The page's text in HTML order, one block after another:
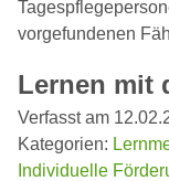
vorgefundenen
Lernen mit
Verfasst am
Kategorien:
Individuelle